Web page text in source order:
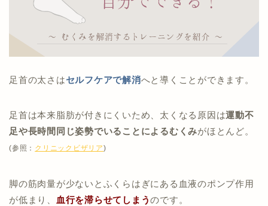
足首の太さはセルフケアで解消へと導くことができます。
足首は本来脂肪が付きにくいため、太くなる原因は運動不
足や長時間同じ姿勢でいることによるむくみがほとんど。
(参照： クリニックビザリア)
脚の筋肉量が少ないとふくらはぎにある血液のポンプ作用
が低まり、 血行を滞らせて しまうのです。